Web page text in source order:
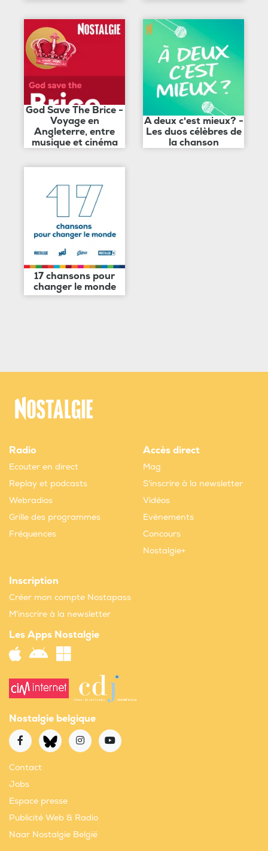
God Save The Brice -
Voyage en
Angleterre, entre
musique et cinéma
A deux c'est mieux? -
Les duos célèbres de
la chanson
17 chansons pour
changer le monde
Radio
Ecouter en direct
Replay et podcasts
Webradios
Grille des programmes
Fréquences
Accès direct
Mag
S'inscrire à la newsletter
Vidéos
Evènements
Concours
Nostalgie+
Inscription
Créer mon compte Nostapass
M'inscrire à la newsletter
Les Apps Nostalgie
Nostalgie belgique
Contact
Jobs
Espace presse
Publicité Web & Radio
Naar Nostalgie België